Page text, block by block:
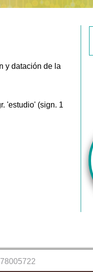
y datación de la
'estudio' (sign. 1